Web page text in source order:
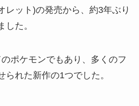
レット)の発売から、約3年ぶり
した。
ポケモンでもあり、多くのフ
られた新作の1つでした。